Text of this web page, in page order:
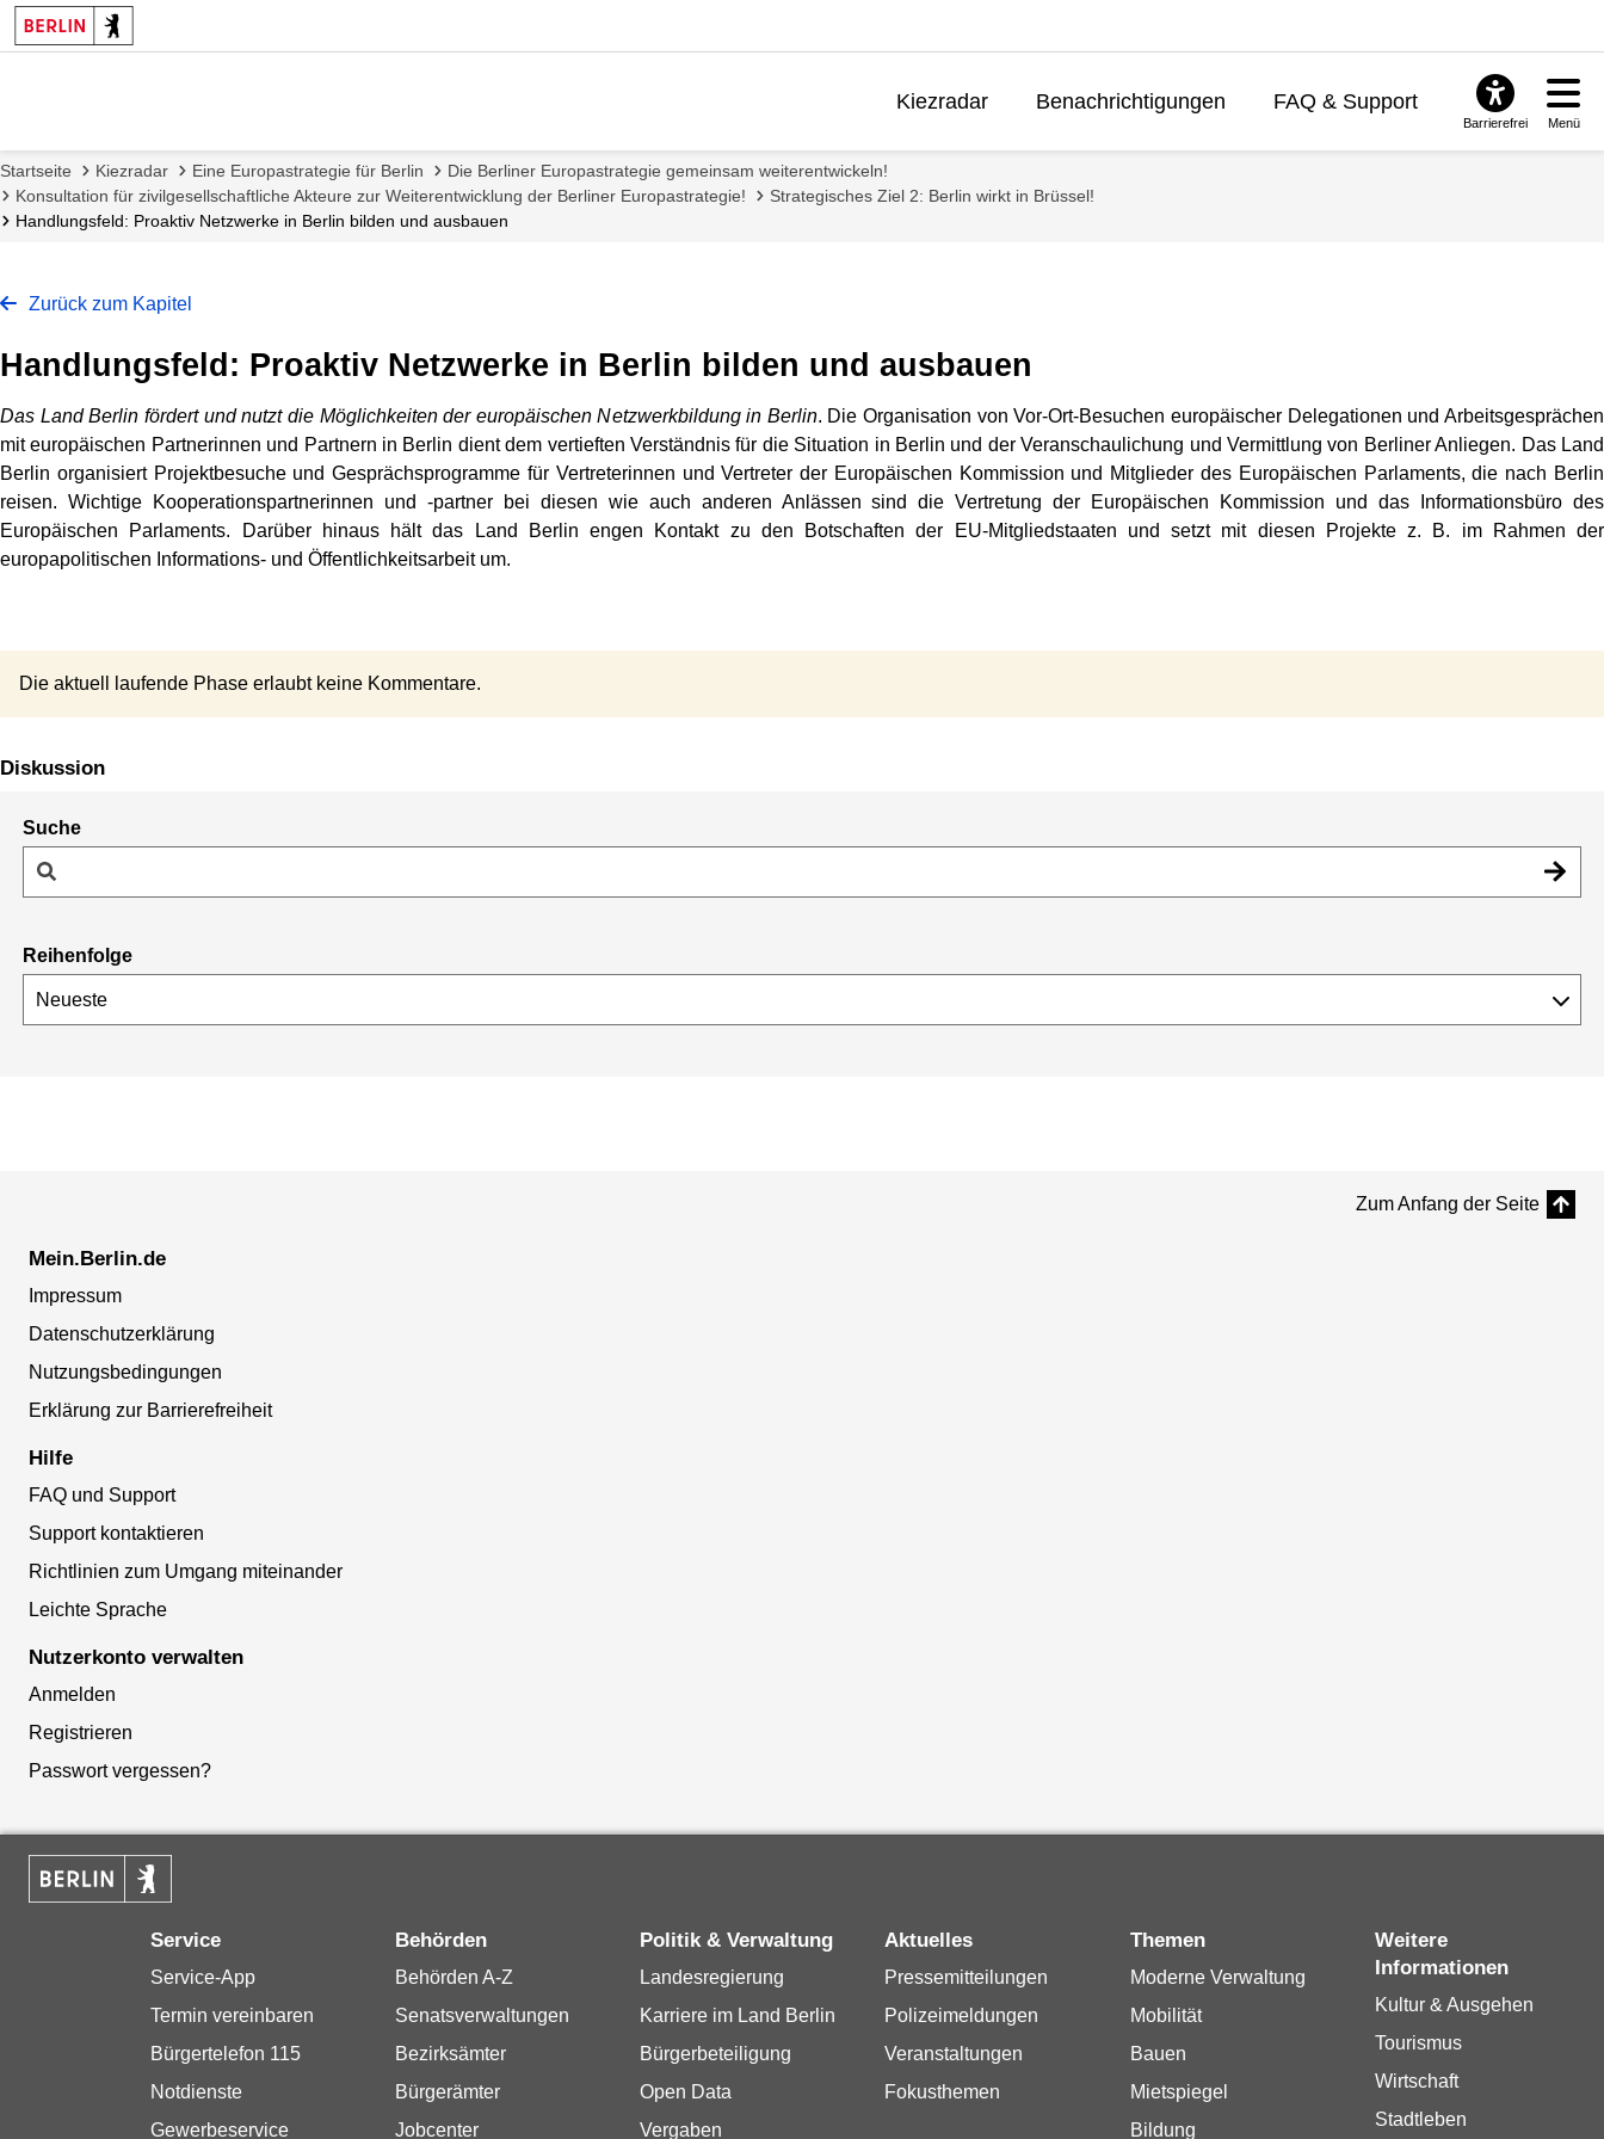
Kiezradar Benachrichtigungen FAQ & Support
Barrierefrei Menü
Startseite Kiezradar Eine Europastrategie für Berlin
Die Berliner Europastrategie gemeinsam weiterentwickeln!
Konsultation für zivilgesellschaftliche Akteure zur Weiterentwicklung der Berliner Europastrategie!
Strategisches Ziel 2: Berlin wirkt in Brüssel!
Handlungsfeld: Proaktiv Netzwerke in Berlin bilden und ausbauen
Zurück zum Kapitel
Handlungsfeld: Proaktiv Netzwerke in Berlin bilden und ausbauen
Das Land Berlin fördert und nutzt die Möglichkeiten der europäischen Netzwerkbildung in Berlin. Die Organisation von Vor-Ort-Besuchen europäischer Delegationen und Arbeitsgesprächen
mit europäischen Partnerinnen und Partnern in Berlin dient dem vertieften Verständnis für die Situation in Berlin und der Veranschaulichung und Vermittlung von Berliner Anliegen. Das Land
Berlin organisiert Projektbesuche und Gesprächsprogramme für Vertreterinnen und Vertreter der Europäischen Kommission und Mitglieder des Europäischen Parlaments, die nach Berlin
reisen. Wichtige Kooperationspartnerinnen und -partner bei diesen wie auch anderen Anlässen sind die Vertretung der Europäischen Kommission und das Informationsbüro des
Europäischen Parlaments. Darüber hinaus hält das Land Berlin engen Kontakt zu den Botschaften der EU-Mitgliedstaaten und setzt mit diesen Projekte z. B. im Rahmen der
europapolitischen Informations- und Öffentlichkeitsarbeit um.
Die aktuell laufende Phase erlaubt keine Kommentare.
Diskussion
Suche
Reihenfolge
Zum Anfang der Seite
Mein.Berlin.de
Impressum
Datenschutzerklärung
Nutzungsbedingungen
Erklärung zur Barrierefreiheit
Hilfe
FAQ und Support
Support kontaktieren
Richtlinien zum Umgang miteinander
Leichte Sprache
Nutzerkonto verwalten
Anmelden
Registrieren
Passwort vergessen?
Service
Service-App
Termin vereinbaren
Bürgertelefon 115
Notdienste
Gewerbeservice
Behörden
Behörden A-Z
Senatsverwaltungen
Bezirksämter
Bürgerämter
Jobcenter
Politik & Verwaltung
Landesregierung
Karriere im Land Berlin
Bürgerbeteiligung
Open Data
Vergaben
Aktuelles
Pressemitteilungen
Polizeimeldungen
Veranstaltungen
Fokusthemen
Themen
Moderne Verwaltung
Mobilität
Bauen
Mietspiegel
Bildung
Weitere
Informationen
Kultur & Ausgehen
Tourismus
Wirtschaft
Stadtleben